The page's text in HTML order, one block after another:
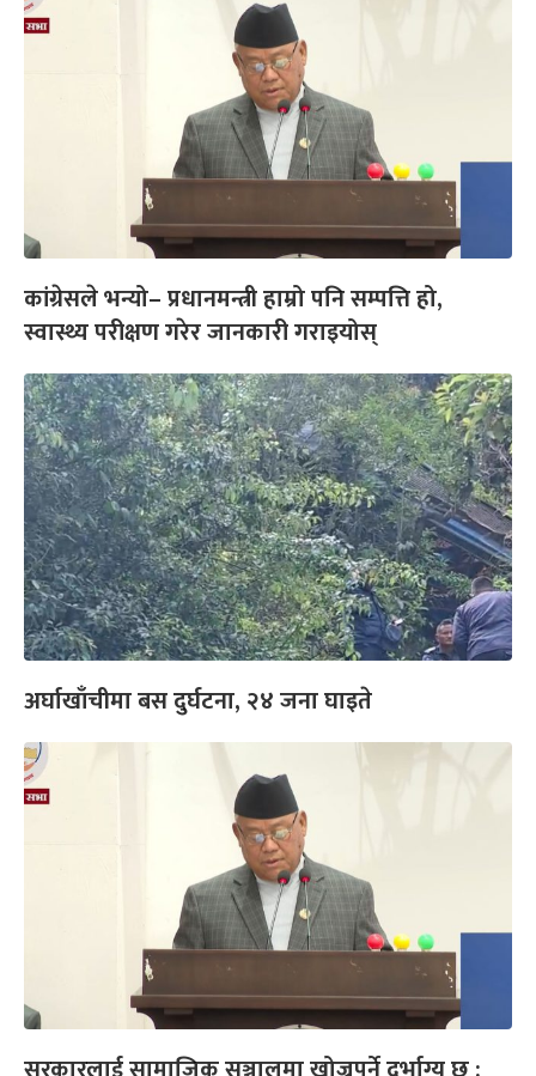
कांग्रेसले भन्यो– प्रधानमन्त्री हाम्रो पनि सम्पत्ति हो,
स्वास्थ्य परीक्षण गरेर जानकारी गराइयोस्
अर्घाखाँचीमा बस दुर्घटना, २४ जना घाइते